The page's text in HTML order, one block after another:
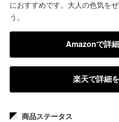
におすすめです。大人の色気を
う。
Amazonで詳
楽天で詳細
商品ステータス